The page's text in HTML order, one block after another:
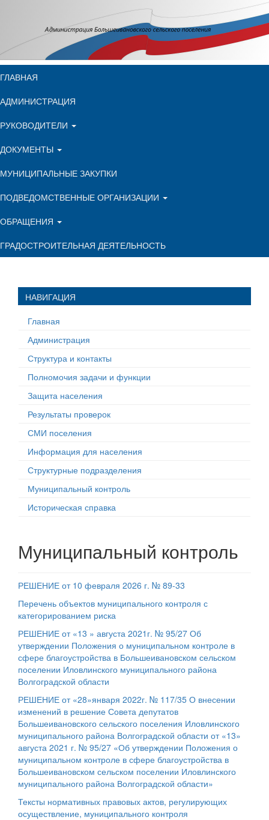
ГЛАВНАЯ
АДМИНИСТРАЦИЯ
РУКОВОДИТЕЛИ
ДОКУМЕНТЫ
МУНИЦИПАЛЬНЫЕ ЗАКУПКИ
ПОДВЕДОМСТВЕННЫЕ ОРГАНИЗАЦИИ
ОБРАЩЕНИЯ
ГРАДОСТРОИТЕЛЬНАЯ ДЕЯТЕЛЬНОСТЬ
НАВИГАЦИЯ
Главная
Администрация
Структура и контакты
Полномочия задачи и функции
Защита населения
Результаты проверок
СМИ поселения
Информация для населения
Структурные подразделения
Муниципальный контроль
Историческая справка
Муниципальный контроль
РЕШЕНИЕ от 10 февраля 2026 г. № 89-33
Перечень объектов муниципального контроля с
категорированием риска
РЕШЕНИЕ от «13 » августа 2021г. № 95/27 Об
утверждении Положения о муниципальном контроле в
сфере благоустройства в Большеивановском сельском
поселении Иловлинского муниципального района
Волгоградской области
РЕШЕНИЕ от «28»января 2022г. № 117/35 О внесении
изменений в решение Совета депутатов
Большеивановского сельского поселения Иловлинского
муниципального района Волгоградской области от «13»
августа 2021 г. № 95/27 «Об утверждении Положения о
муниципальном контроле в сфере благоустройства в
Большеивановском сельском поселении Иловлинского
муниципального района Волгоградской области»
Тексты нормативных правовых актов, регулирующих
осуществление, муниципального контроля